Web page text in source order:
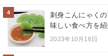
4
刺身こんにゃく
味しい食べ方を紹
2023年10月16日